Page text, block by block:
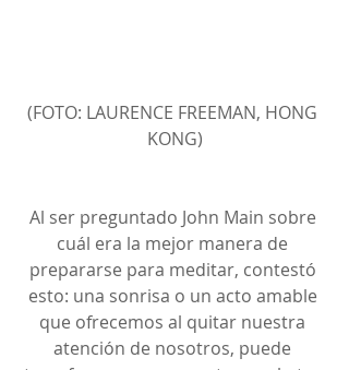
(FOTO: LAURENCE FREEMAN, HONG
KONG)
Al ser preguntado John Main sobre
cuál era la mejor manera de
prepararse para meditar, contestó
esto: una sonrisa o un acto amable
que ofrecemos al quitar nuestra
atención de nosotros, puede